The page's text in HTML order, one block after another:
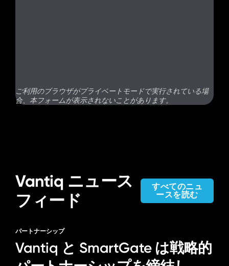
ご利用のブラウザがプライベートモードで実行されている場
合、本フォームが表示されないことがあります。
Vantiq ニュース
フィード
すべてのニュ
ースを読む
パートナーシップ
Vantiq と SmartGate は戦略的